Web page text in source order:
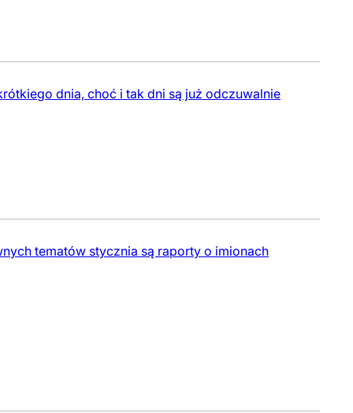
dnia, choć i tak dni są już odczuwalnie
tematów stycznia są raporty o imionach